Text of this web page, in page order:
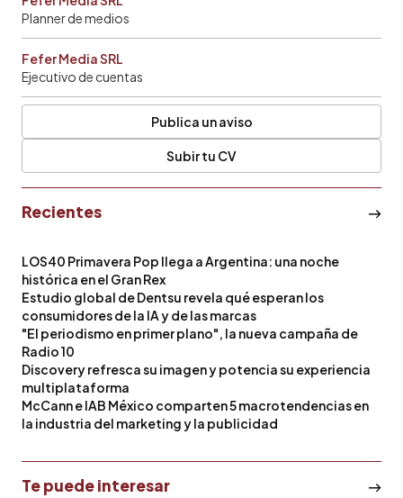
Planner de medios
Fefer Media SRL
Ejecutivo de cuentas
Publica un aviso
Subir tu CV
Recientes
LOS40 Primavera Pop llega a Argentina: una noche
histórica en el Gran Rex
Estudio global de Dentsu revela qué esperan los
consumidores de la IA y de las marcas
"El periodismo en primer plano", la nueva campaña de
Radio 10
Discovery refresca su imagen y potencia su experiencia
multiplataforma
McCann e IAB México comparten 5 macrotendencias en
la industria del marketing y la publicidad
Te puede interesar